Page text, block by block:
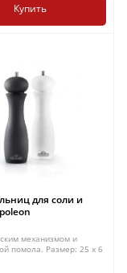
Купить
для соли и
механизмом и
помола. Размер: 25 x 6